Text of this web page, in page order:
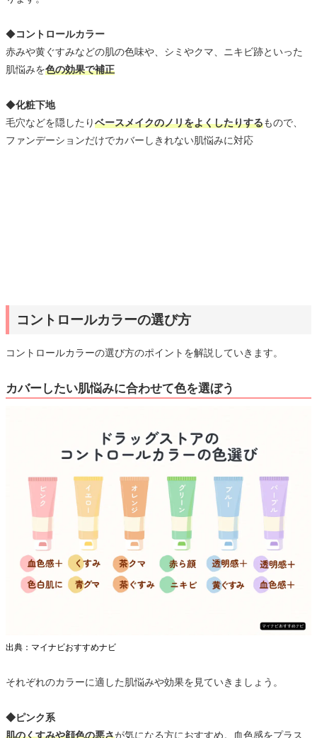
◆コントロールカラー
赤みや黄ぐすみなどの肌の色味や、シミやクマ、ニキビ跡といった
肌悩みを色の効果で補正
◆化粧下地
毛穴などを隠したりベースメイクのノリをよくしたりするもので、
ファンデーションだけでカバーしきれない肌悩みに対応
コントロールカラーの選び方
コントロールカラーの選び方のポイントを解説していきます。
カバーしたい肌悩みに合わせて色を選ぼう
出典：マイナビおすすめナビ
それぞれのカラーに適した肌悩みや効果を見ていきましょう。
◆ピンク系
肌のくすみや顔色の悪さが気になる方におすすめ。血色感をプラス